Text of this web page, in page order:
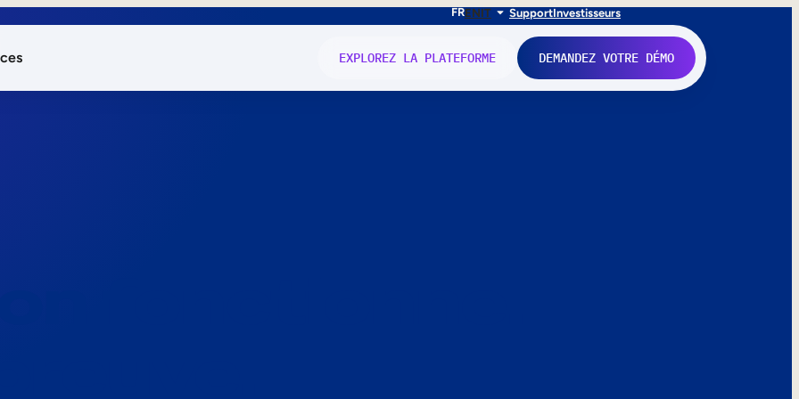
FRENIT SupportInvestisseurs
EXPLOREZ LA PLATEFORME DEMANDEZ VOTRE DÉMO